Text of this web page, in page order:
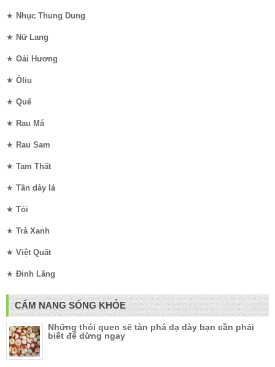
★ Nhục Thung Dung
★ Nữ Lang
★ Oải Hương
★ Ôliu
★ Quế
★ Rau Má
★ Rau Sam
★ Tam Thất
★ Tần dày lá
★ Tỏi
★ Trà Xanh
★ Việt Quất
★ Đinh Lăng
CẨM NANG SỐNG KHỎE
Những thói quen sẽ tàn phá dạ dày bạn cần phải
biết để dừng ngay